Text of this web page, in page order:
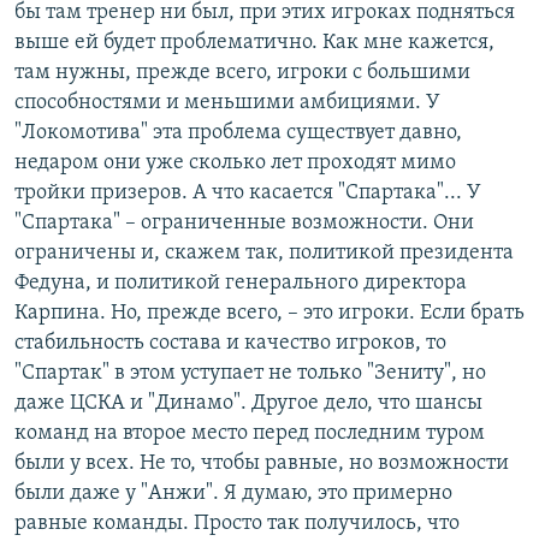
бы там тренер ни был, при этих игроках подняться
выше ей будет проблематично. Как мне кажется,
там нужны, прежде всего, игроки с большими
способностями и меньшими амбициями. У
"Локомотива" эта проблема существует давно,
недаром они уже сколько лет проходят мимо
тройки призеров. А что касается "Спартака"... У
"Спартака" – ограниченные возможности. Они
ограничены и, скажем так, политикой президента
Федуна, и политикой генерального директора
Карпина. Но, прежде всего, – это игроки. Если брать
стабильность состава и качество игроков, то
"Спартак" в этом уступает не только "Зениту", но
даже ЦСКА и "Динамо". Другое дело, что шансы
команд на второе место перед последним туром
были у всех. Не то, чтобы равные, но возможности
были даже у "Анжи". Я думаю, это примерно
равные команды. Просто так получилось, что